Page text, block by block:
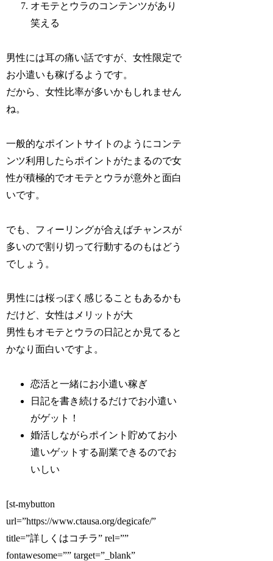
オモテとウラのコンテンツがあり
笑える
男性には耳の痛い話ですが、女性限定で
お小遣いも稼げるようです。
だから、女性比率が多いかもしれません
ね。
一般的なポイントサイトのようにコンテ
ンツ利用したらポイントがたまるので女
性が積極的でオモテとウラが意外と面白
いです。
でも、フィーリングが合えばチャンスが
多いので割り切って行動するのもはどう
でしょう。
男性には桜っぽく感じることもあるかも
だけど、女性はメリットが大
男性もオモテとウラの日記とか見てると
かなり面白いですよ。
恋活と一緒にお小遣い稼ぎ
日記を書き続けるだけでお小遣い
がゲット！
婚活しながらポイント貯めてお小
遣いゲットする副業できるのでお
いしい
[st-mybutton
url=”https://www.ctausa.org/degicafe/”
title=”詳しくはコチラ” rel=””
fontawesome=”” target=”_blank”